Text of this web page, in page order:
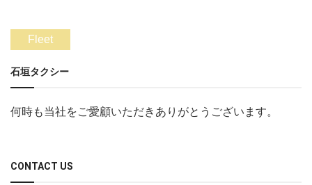
Fleet
石垣タクシー
何時も当社をご愛顧いただきありがとうございます。
CONTACT US